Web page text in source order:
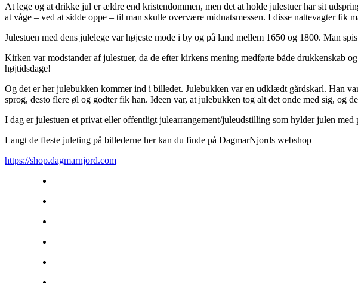
At lege og at drikke jul er ældre end kristendommen, men det at holde julestuer har sit
at våge – ved at sidde oppe – til man skulle overvære midnatsmessen. I disse nattevagter fik
Julestuen med dens julelege var højeste mode i by og på land mellem 1650 og 1800. Man
Kirken var modstander af julestuer, da de efter kirkens mening medførte både
højtidsdage!
Og det er her julebukken kommer ind i billedet. Julebukken var en udklædt gårdskarl. Han
sprog, desto flere øl og godter fik han. Ideen var, at julebukken tog alt det onde med sig, og
I dag er julestuen et privat eller offentligt julearrangement/juleudstilling som hylder julen
Langt de fleste juleting på billederne her kan du finde på DagmarNjords webshop
https://shop.dagmarnjord.com